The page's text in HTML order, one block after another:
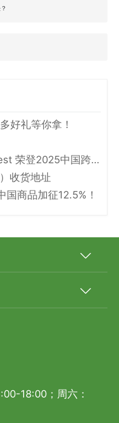
好礼等你拿！
喜讯！大森林物流创始人 Forest 荣登2025中国跨境电商物流名人堂！
收货地址
商品加征12.5%！
18:00；周六：